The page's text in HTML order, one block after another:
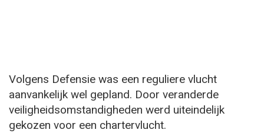
Volgens Defensie was een reguliere vlucht
aanvankelijk wel gepland. Door veranderde
veiligheidsomstandigheden werd uiteindelijk
gekozen voor een chartervlucht.